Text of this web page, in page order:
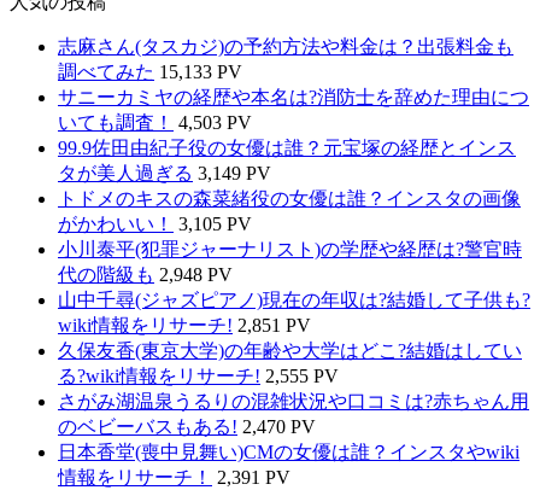
志麻さん(タスカジ)の予約方法や料金は？出張料金も
調べてみた 15,133 PV
サニーカミヤの経歴や本名は?消防士を辞めた理由につ
いても調査！
4,503 PV
99.9佐田由紀子役の女優は誰？元宝塚の経歴とインス
タが美人過ぎる 3,149 PV
トドメのキスの森菜緒役の女優は誰？インスタの画像
がかわいい！
3,105 PV
小川泰平(犯罪ジャーナリスト)の学歴や経歴は?警官時
代の階級も 2,948 PV
山中千尋(ジャズピアノ)現在の年収は?結婚して子供も?
wiki情報をリサーチ! 2,851 PV
久保友香(東京大学)の年齢や大学はどこ?結婚はしてい
る?wiki情報をリサーチ! 2,555 PV
さがみ湖温泉うるりの混雑状況や口コミは?赤ちゃん用
のベビーバスもある! 2,470 PV
日本香堂(喪中見舞い)CMの女優は誰？インスタやwiki
情報をリサーチ！
2,391 PV